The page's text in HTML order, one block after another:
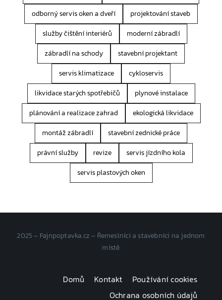
odborný servis oken a dveří
projektování staveb
služby čištění interiérů
moderní zábradlí
zábradlí na schody
stavební projektant
servis klimatizace
cykloservis
likvidace starých spotřebičů
plynové instalace
plánování a realizace zahrad
ekologická likvidace
montáž zábradlí
stavební zednické práce
právní služby
revize
servis jízdního kola
servis plastových oken
2025 – Fajnpoptavka.cz – Řemeslníci a stavebníci na jednom
místě
Domů Kontakt
Používání cookies
Ochrana osobních údajů